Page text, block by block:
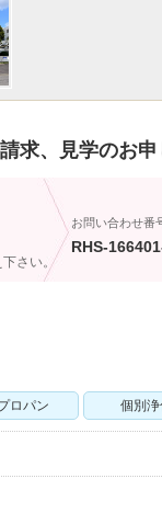
求、見学のお
下さい。
お問い合わせ番
RHS-
ロパン 個別